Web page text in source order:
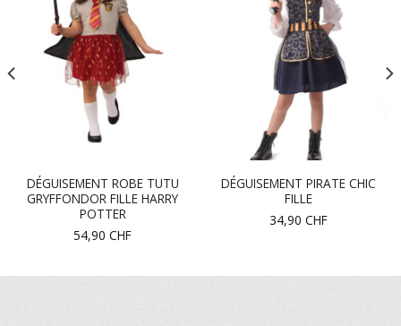
DÉGUISEMENT ROBE TUTU
GRYFFONDOR FILLE HARRY
POTTER
54,90 CHF
DÉGUISEMENT PIRATE CHIC
FILLE
34,90 CHF